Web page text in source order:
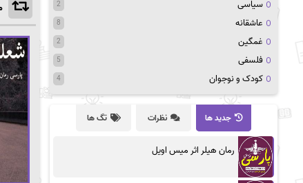
سیاسی 2
عاشقانه 8
غمگین 2
فلسفی 5
کودک و نوجوان 4
جدید ها نظرات تگ ها
رمان هیلر اثر میس اویل